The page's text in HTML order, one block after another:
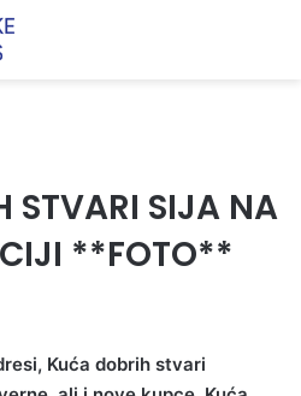
STVARI SIJA NA
**FOTO**
Kuća dobrih stvari